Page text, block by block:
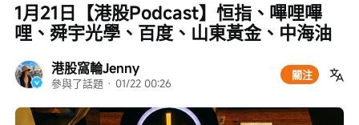
港股窩輪Jenny
參與了話題 · 01/22 00:26
關注
1月21日【港股Podcast】恒指、嗶哩嗶
哩、舜宇光學、百度、山東黃金、中海油